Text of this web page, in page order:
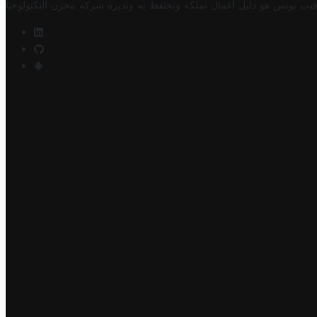
تونس هو دليل أعمال تملكه وتحتفظ به وتديره شركة مخزن التكنولوجيا